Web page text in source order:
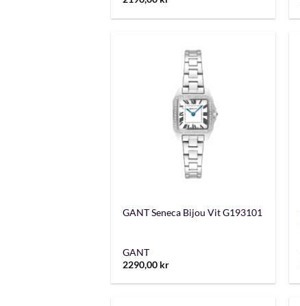
GANT Seneca Bijou Vit G193101
GANT
2290,00 kr